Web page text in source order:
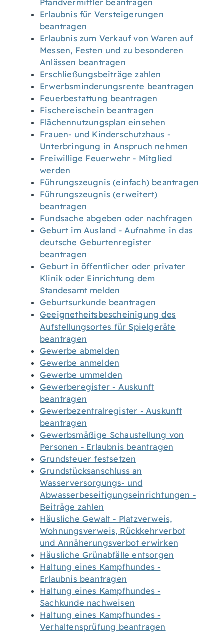
Pfandvermittler beantragen
Erlaubnis für Versteigerungen
beantragen
Erlaubnis zum Verkauf von Waren auf
Messen, Festen und zu besonderen
Anlässen beantragen
Erschließungsbeiträge zahlen
Erwerbsminderungsrente beantragen
Feuerbestattung beantragen
Fischereischein beantragen
Flächennutzungsplan einsehen
Frauen- und Kinderschutzhaus -
Unterbringung in Anspruch nehmen
Freiwillige Feuerwehr - Mitglied
werden
Führungszeugnis (einfach) beantragen
Führungszeugnis (erweitert)
beantragen
Fundsache abgeben oder nachfragen
Geburt im Ausland - Aufnahme in das
deutsche Geburtenregister
beantragen
Geburt in öffentlicher oder privater
Klinik oder Einrichtung dem
Standesamt melden
Geburtsurkunde beantragen
Geeignetheitsbescheinigung des
Aufstellungsortes für Spielgeräte
beantragen
Gewerbe abmelden
Gewerbe anmelden
Gewerbe ummelden
Gewerberegister - Auskunft
beantragen
Gewerbezentralregister - Auskunft
beantragen
Gewerbsmäßige Schaustellung von
Personen - Erlaubnis beantragen
Grundsteuer festsetzen
Grundstücksanschluss an
Wasserversorgungs- und
Abwasserbeseitigungseinrichtungen -
Beiträge zahlen
Häusliche Gewalt - Platzverweis,
Wohnungsverweis, Rückkehrverbot
und Annäherungsverbot erwirken
Häusliche Grünabfälle entsorgen
Haltung eines Kampfhundes -
Erlaubnis beantragen
Haltung eines Kampfhundes -
Sachkunde nachweisen
Haltung eines Kampfhundes -
Verhaltensprüfung beantragen